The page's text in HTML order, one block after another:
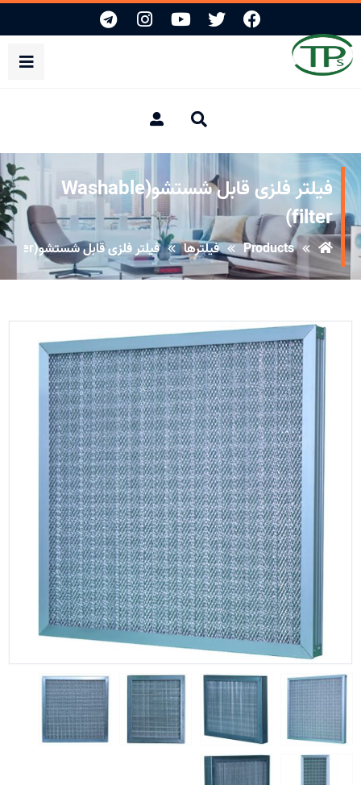
فیلتر فلزی قابل شستشو(Washable
filter)
Products فیلترها فیلتر فلزی قابل شستشو(Washable filter)